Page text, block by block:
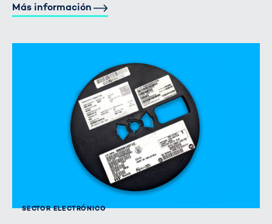
Más información
SECTOR ELECTRÓNICO